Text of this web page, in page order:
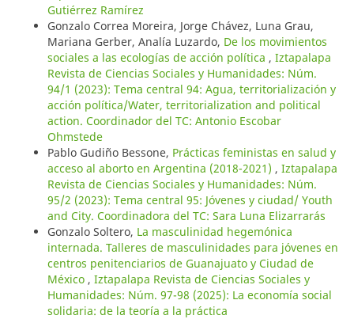
Gutiérrez Ramírez
Gonzalo Correa Moreira, Jorge Chávez, Luna Grau,
Mariana Gerber, Analía Luzardo, De los movimientos
sociales a las ecologías de acción política , Iztapalapa
Revista de Ciencias Sociales y Humanidades: Núm.
94/1 (2023): Tema central 94: Agua, territorialización y
acción política/Water, territorialization and political
action. Coordinador del TC: Antonio Escobar
Ohmstede
Pablo Gudiño Bessone, Prácticas feministas en salud y
acceso al aborto en Argentina (2018-2021) , Iztapalapa
Revista de Ciencias Sociales y Humanidades: Núm.
95/2 (2023): Tema central 95: Jóvenes y ciudad/ Youth
and City. Coordinadora del TC: Sara Luna Elizarrarás
Gonzalo Soltero, La masculinidad hegemónica
internada. Talleres de masculinidades para jóvenes en
centros penitenciarios de Guanajuato y Ciudad de
México , Iztapalapa Revista de Ciencias Sociales y
Humanidades: Núm. 97-98 (2025): La economía social
solidaria: de la teoría a la práctica